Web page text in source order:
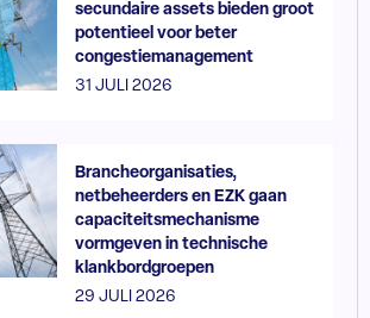
secundaire assets bieden groot
potentieel voor beter
congestiemanagement
31 JULI 2026
Brancheorganisaties,
netbeheerders en EZK gaan
capaciteitsmechanisme
vormgeven in technische
klankbordgroepen
29 JULI 2026